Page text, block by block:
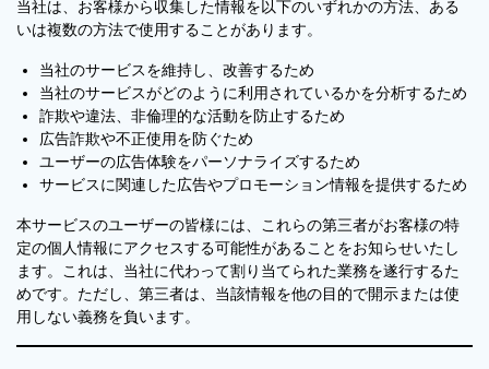
当社は、お客様から収集した情報を以下のいずれかの方法、ある
いは複数の方法で使用することがあります。
当社のサービスを維持し、改善するため
当社のサービスがどのように利用されているかを分析するため
詐欺や違法、非倫理的な活動を防止するため
広告詐欺や不正使用を防ぐため
ユーザーの広告体験をパーソナライズするため
サービスに関連した広告やプロモーション情報を提供するため
本サービスのユーザーの皆様には、これらの第三者がお客様の特
定の個人情報にアクセスする可能性があることをお知らせいたし
ます。これは、当社に代わって割り当てられた業務を遂行するた
めです。ただし、第三者は、当該情報を他の目的で開示または使
用しない義務を負います。